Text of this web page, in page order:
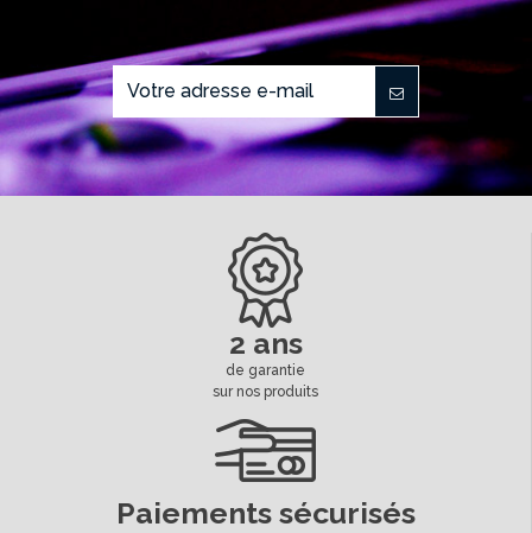
2 ans
de garantie
sur nos produits
Paiements sécurisés